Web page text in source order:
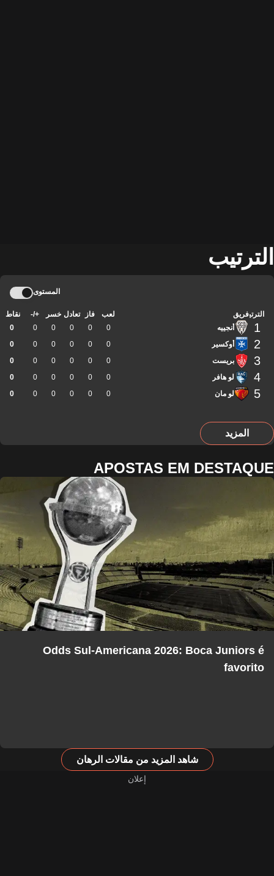
الترتيب
المستوى
الترتيبفريق لعب فاز تعادل خسر +/- نقاط
1 أنجييه 0
0
0
0
0
0
2 أوكسير 0
0
0
0
0
0
3 بريست 0
0
0
0
0
0
4 لو هافر 0
0
0
0
0
0
5 لو مان 0
0
0
0
0
0
المزيد
APOSTAS EM DESTAQUE
Odds Sul-Americana 2026: Boca Juniors é
favorito
شاهد المزيد من مقالات الرهان